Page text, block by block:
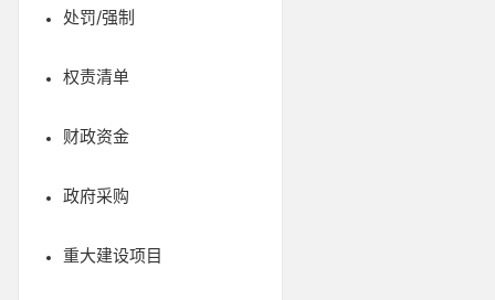
处罚/强制
权责清单
财政资金
政府采购
重大建设项目